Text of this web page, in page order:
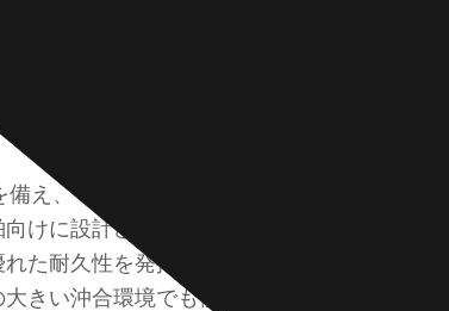
高強度低合金 (HSLA) 鋼で、それぞれ異な
は靭性と耐衝撃性にあり、AH40 から FH40
え、一般的な海洋用途に適しています。
けに設計されています。
た耐久性を発揮します。
きい沖合環境でも優れた耐久性を発揮します